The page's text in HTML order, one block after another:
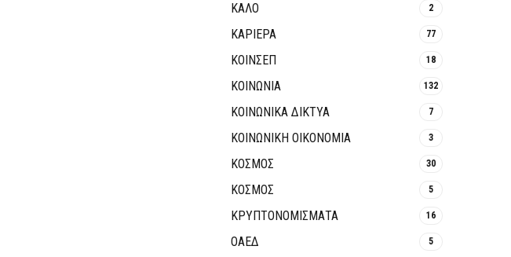
ΚΑΛΟ 2
ΚΑΡΙΕΡΑ 77
ΚΟΙΝΣΕΠ 18
ΚΟΙΝΩΝΙΑ 132
ΚΟΙΝΩΝΙΚΆ ΔΊΚΤΥΑ 7
ΚΟΙΝΩΝΙΚΉ ΟΙΚΟΝΟΜΊΑ 3
ΚΟΣΜΟΣ 30
ΚΟΣΜΟΣ 5
ΚΡΥΠΤΟΝΟΜΊΣΜΑΤΑ 16
ΟΑΕΔ 5